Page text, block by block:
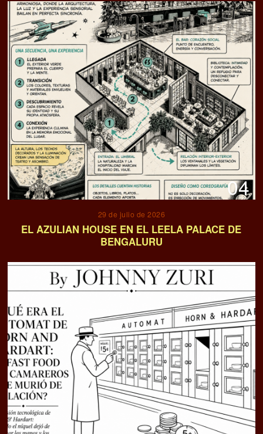
04
29 de julio de 2026
EL AZULIAN HOUSE EN EL LEELA PALACE DE
BENGALURU